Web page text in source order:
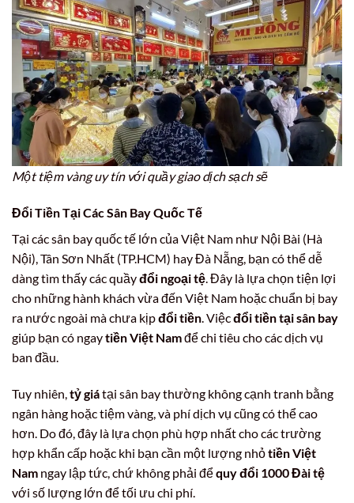
Một tiệm vàng uy tín với quầy giao dịch sạch sẽ
Đổi Tiền Tại Các Sân Bay Quốc Tế
Tại các sân bay quốc tế lớn của Việt Nam như Nội Bài (Hà
Nội), Tân Sơn Nhất (TP.HCM) hay Đà Nẵng, bạn có thể dễ
dàng tìm thấy các quầyđổi ngoại tệ. Đây là lựa chọn tiện lợi
cho những hành khách vừa đến Việt Nam hoặc chuẩn bị bay
ra nước ngoài mà chưa kịpđổi tiền. Việcđổi tiền tại sân bay
giúp bạn có ngaytiền Việt Namđể chi tiêu cho các dịch vụ
ban đầu.
Tuy nhiên,tỷ giátại sân bay thường không cạnh tranh bằng
ngân hàng hoặc tiệm vàng, và phí dịch vụ cũng có thể cao
hơn. Do đó, đây là lựa chọn phù hợp nhất cho các trường
hợp khẩn cấp hoặc khi bạn cần một lượng nhỏtiền Việt
Nam ngay lập tức, chứ không phải đểquy đổi 1000 Đài tệ
với số lượng lớn để tối ưu chi phí.